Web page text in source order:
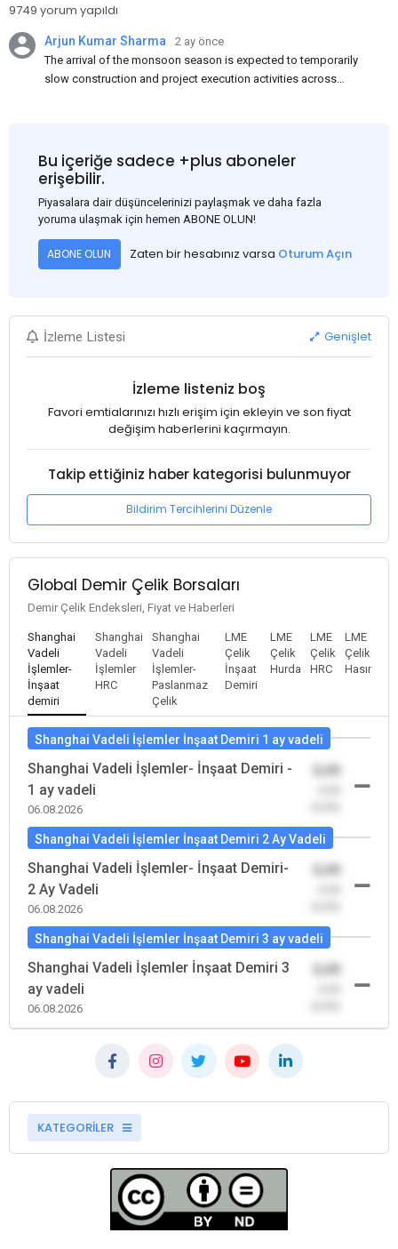
9749 yorum yapıldı
Arjun Kumar Sharma
2 ay önce
The arrival of the monsoon season is expected to temporarily
slow construction and project execution activities across
and rural construction projects is expected to provide support
to the market despite seasonal disruptions caused by heavy
rainfall.
Bu içeriğe sadece +plus aboneler
erişebilir.
Piyasalara dair düşüncelerinizi paylaşmak ve daha fazla
yoruma ulaşmak için hemen ABONE OLUN!
ABONE OLUN Zaten bir hesabınız varsa Oturum Açın
İzleme Listesi Genişlet
İzleme listeniz boş
Favori emtialarınızı hızlı erişim için ekleyin ve son fiyat
değişim haberlerini kaçırmayın.
Takip ettiğiniz haber kategorisi bulunmuyor
Bildirim Tercihlerini Düzenle
Global Demir Çelik Borsaları
Demir Çelik Endeksleri, Fiyat ve Haberleri
Shanghai
Vadeli
İşlemler-
İnşaat
demiri
Shanghai
Vadeli
İşlemler
HRC
Shanghai
Vadeli
İşlemler-
Paslanmaz
Çelik
LME
Çelik
İnşaat
Demiri
LME
Çelik
Hurda
LME
Çelik
HRC
LME
Çelik
Hasır
Shanghai Vadeli İşlemler İnşaat Demiri 1 ay vadeli
Shanghai Vadeli İşlemler- İnşaat Demiri -
1 ay vadeli
06.08.2026
Shanghai Vadeli İşlemler İnşaat Demiri 2 Ay Vadeli
Shanghai Vadeli İşlemler- İnşaat Demiri-
2 Ay Vadeli
06.08.2026
Shanghai Vadeli İşlemler İnşaat Demiri 3 ay vadeli
Shanghai Vadeli İşlemler İnşaat Demiri 3
ay vadeli
06.08.2026
KATEGORİLER